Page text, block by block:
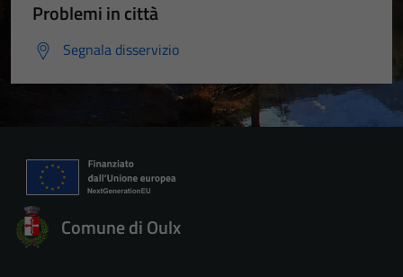
Problemi in città
Segnala disservizio
Comune di Oulx